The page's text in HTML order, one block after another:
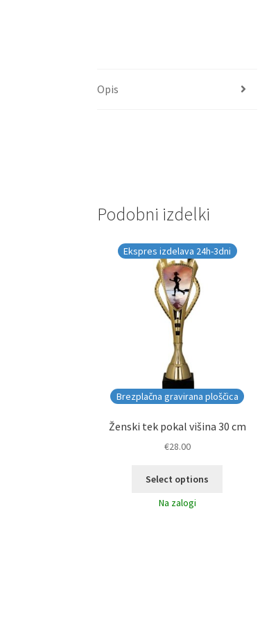
Opis
Podobni izdelki
Brezplačna gravirana ploščica
Ekspres izdelava 24h-3dni
Ženski tek pokal višina 30 cm
€28.00
Select options
Na zalogi